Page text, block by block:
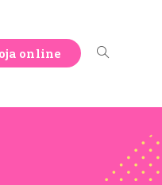
online